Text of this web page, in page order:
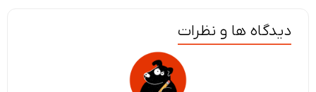
دیدگاه ها و نظرات